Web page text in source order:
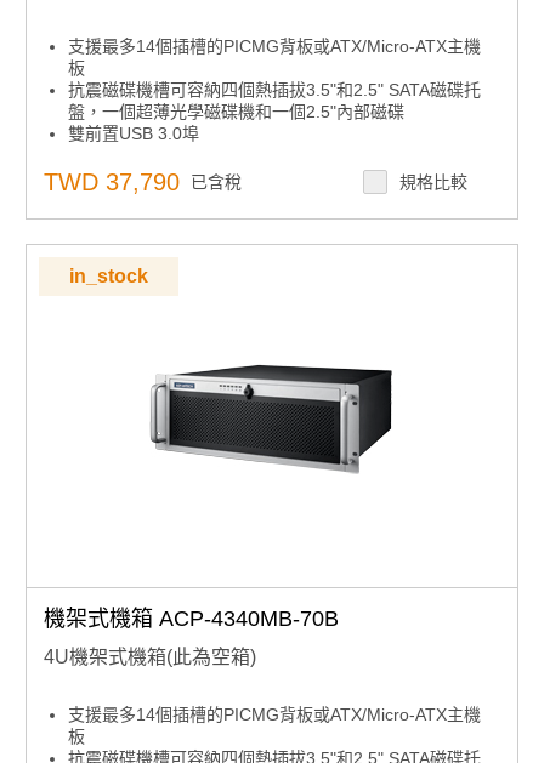
支援最多14個插槽的PICMG背板或ATX/Micro-ATX主機
板
抗震磁碟機槽可容納四個熱插拔3.5"和2.5" SATA磁碟托
盤，一個超薄光學磁碟機和一個2.5"內部磁碟
雙前置USB 3.0埠
LED指示燈和警報通知以檢測系統故障
內建智能系統模組，實現整體系統風扇控制和遠程管理
TWD 37,790 已含稅 規格比較
in_stock
機架式機箱 ACP-4340MB-70B
4U機架式機箱(此為空箱)
支援最多14個插槽的PICMG背板或ATX/Micro-ATX主機
板
抗震磁碟機槽可容納四個熱插拔3.5"和2.5" SATA磁碟托